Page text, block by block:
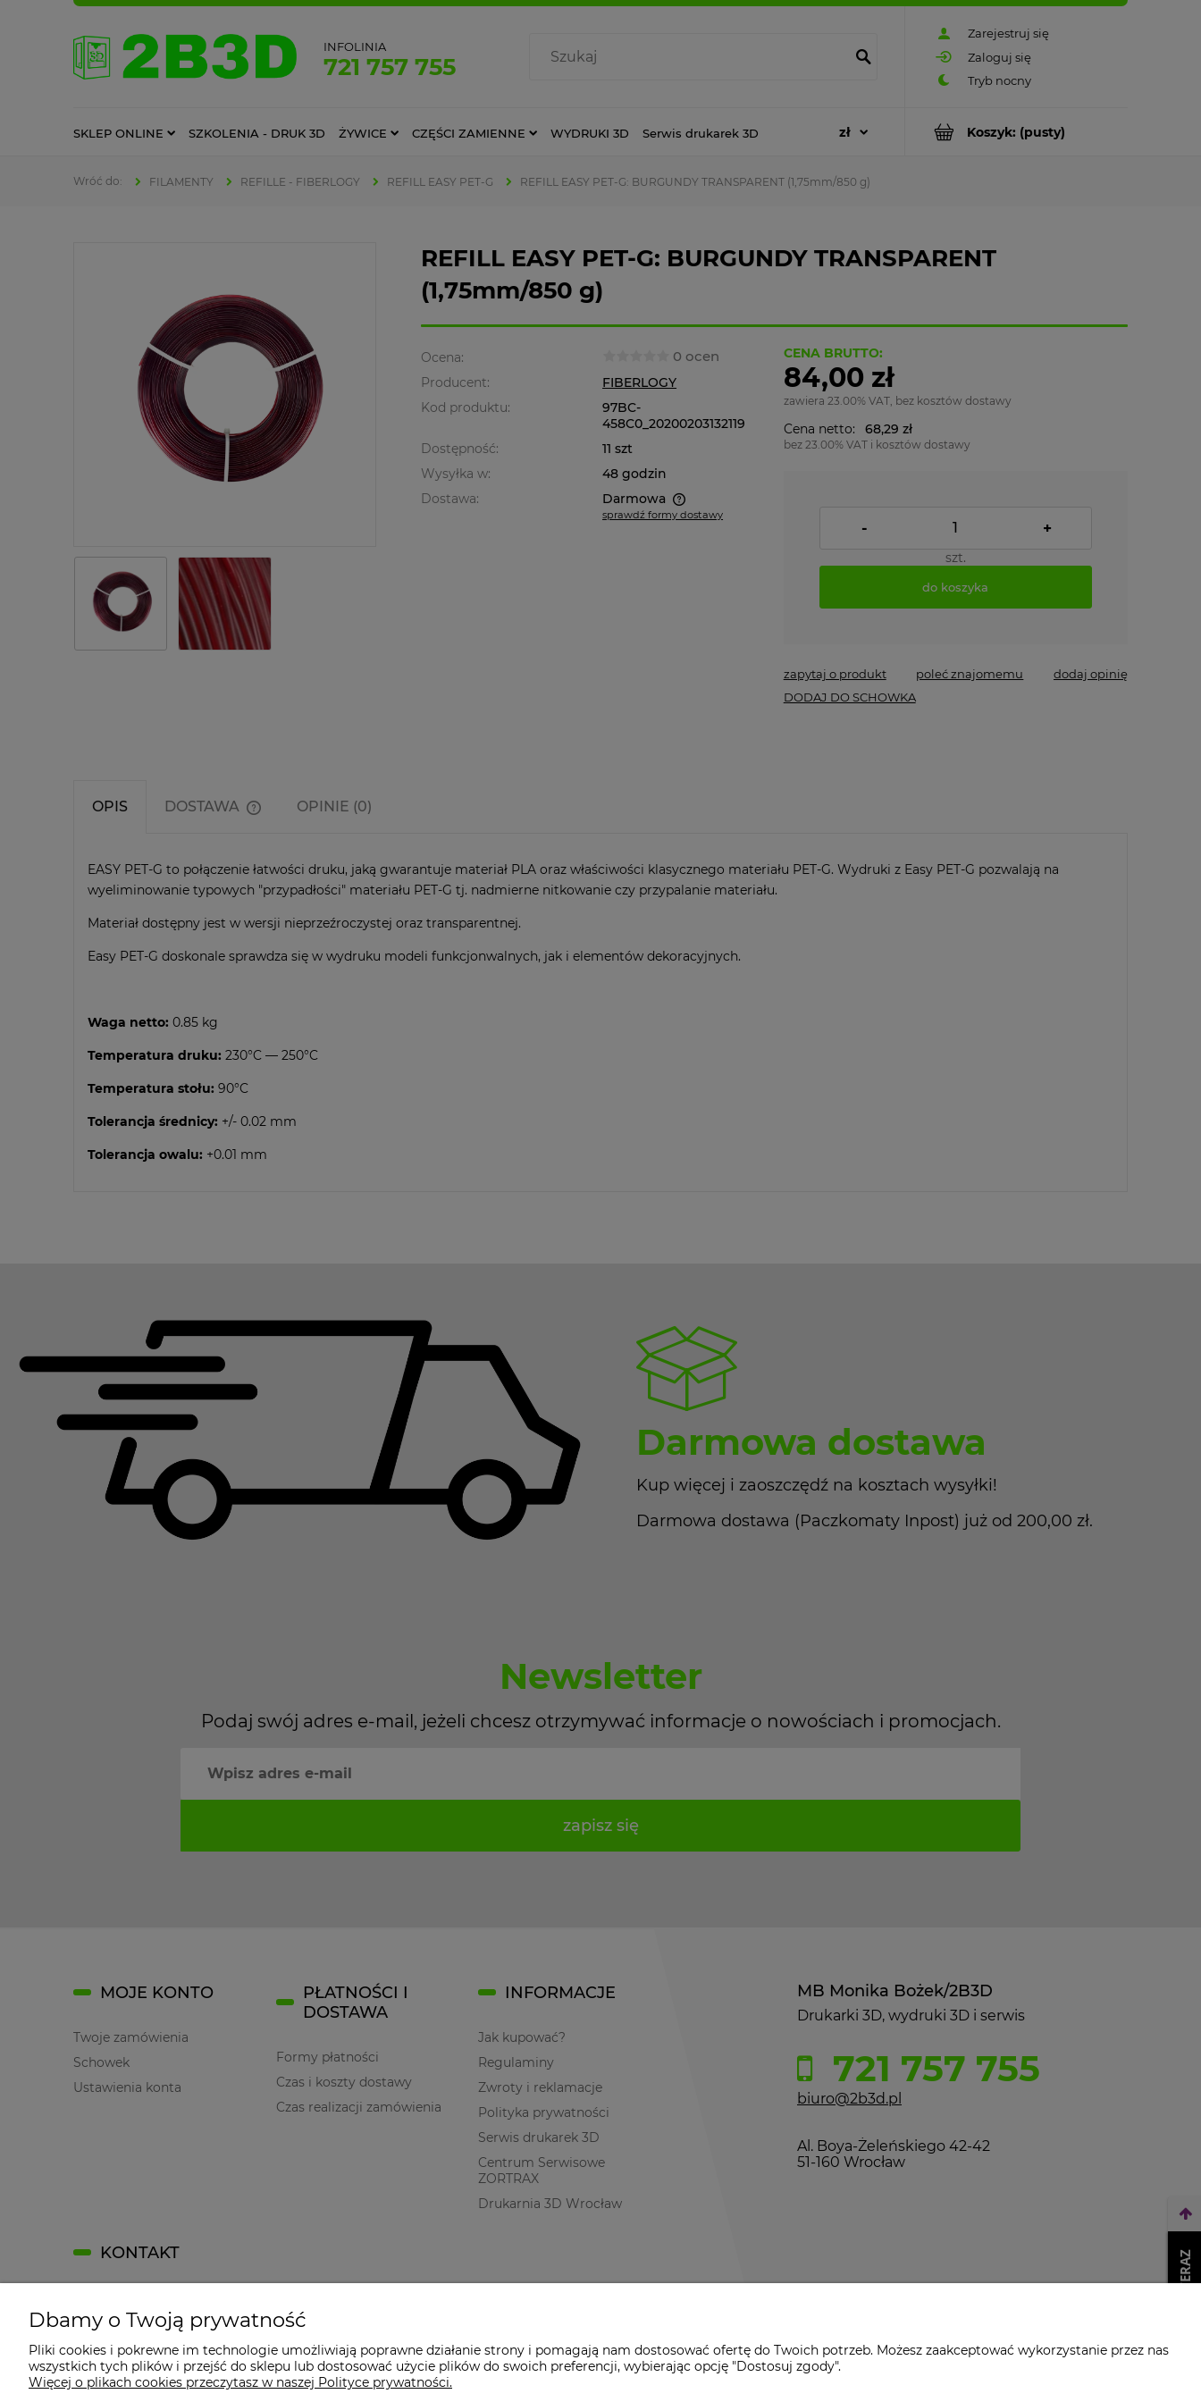
Zarejestruj się
Zaloguj się
INFOLINIA
721 757 755
Koszyk: (pusty)
SKLEP ONLINE SZKOLENIA - DRUK 3D ŻYWICE CZĘŚCI ZAMIENNE WYDRUKI 3D Serwis drukarek 3D
FILAMENTY REFILLE - FIBERLOGY REFILL EASY PET-G REFILL EASY PET-G: BURGUNDY TRANSPARENT (1,75mm/850 g)
REFILL EASY PET-G: BURGUNDY TRANSPARENT
(1,75mm/850 g)
Ocena: 0 ocen
Producent:
FIBERLOGY
Kod produktu:
97BC-
458C0_20200203132119
Dostępność:
11 szt
Wysyłka w:
48 godzin
Dostawa:
Darmowa
sprawdź formy dostawy
CENA BRUTTO:
84,00 zł
zawiera 23.00% VAT, bez kosztów dostawy
Cena netto: 68,29 zł
bez 23.00% VAT i kosztów dostawy
- +
szt.
do koszyka
zapytaj o produkt poleć znajomemu
dodaj opinię
DODAJ DO SCHOWKA
OPIS DOSTAWA
kosztów płatności
OPINIE (0)
EASY PET-G to połączenie łatwości druku, jaką gwarantuje materiał PLA oraz właściwości klasycznego materiału PET-G. Wydruki z Easy PET-G pozwalają na
wyeliminowanie typowych "przypadłości" materiału PET-G tj. nadmierne nitkowanie czy przypalanie materiału.
Materiał dostępny jest w wersji nieprzeźroczystej oraz transparentnej.
Easy PET-G doskonale sprawdza się w wydruku modeli funkcjonwalnych, jak i elementów dekoracyjnych.
Waga netto: 0.85 kg
Temperatura druku: 230°C — 250°C
Temperatura stołu: 90°C
Tolerancja średnicy: +/- 0.02 mm
Tolerancja owalu: +0.01 mm
Darmowa dostawa
Kup więcej i zaoszczędź na kosztach wysyłki!
Darmowa dostawa (Paczkomaty Inpost) już od 200,00 zł.
Newsletter
Podaj swój adres e-mail, jeżeli chcesz otrzymywać informacje o nowościach i promocjach.
zapisz się
MB Monika Bożek/2B3D
Drukarki 3D, wydruki 3D i serwis
721 757 755
biuro@2b3d.pl
Al. Boya-Żeleńskiego 42-42
51-160 Wrocław
MOJE KONTO
Twoje zamówienia
Schowek
Ustawienia konta
PŁATNOŚCI I
DOSTAWA
Formy płatności
Czas i koszty dostawy
Czas realizacji zamówienia
INFORMACJE
Jak kupować?
Regulaminy
Zwroty i reklamacje
Polityka prywatności
Serwis drukarek 3D
Centrum Serwisowe
ZORTRAX
Drukarnia 3D Wrocław
KONTAKT
Kontakt
Jak dojechać?
Dane firmy
WEŹ LEASING TERAZ
Dbamy o Twoją prywatność
Pliki cookies i pokrewne im technologie umożliwiają poprawne działanie strony i pomagają nam dostosować ofertę do Twoich potrzeb. Możesz zaakceptować wykorzystanie przez nas
wszystkich tych plików i przejść do sklepu lub dostosować użycie plików do swoich preferencji, wybierając opcję "Dostosuj zgody".
Więcej o plikach cookies przeczytasz w naszej Polityce prywatności.